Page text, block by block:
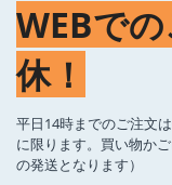
WEBで
休！
平日14時までのご注文
に限ります。買い物か
の発送となります）